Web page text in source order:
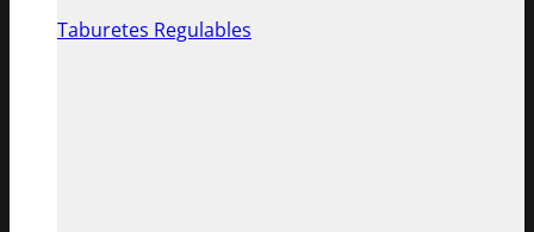
Taburetes Regulables